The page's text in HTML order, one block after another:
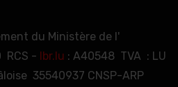
du Ministère de l'
RCS - lbr.lu : A40548 TVA : LU
35540937 CNSP-ARP